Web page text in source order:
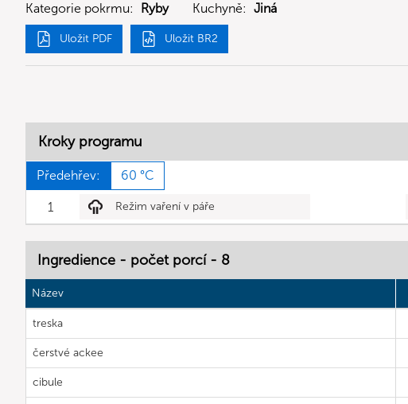
Kategorie pokrmu: Ryby Kuchyně: Jiná
Uložit PDF Uložit BR2
Kroky programu
Předehřev: 60 °C
1 Režim vaření v páře
Ingredience - počet porcí - 8
Název
treska
čerstvé ackee
cibule